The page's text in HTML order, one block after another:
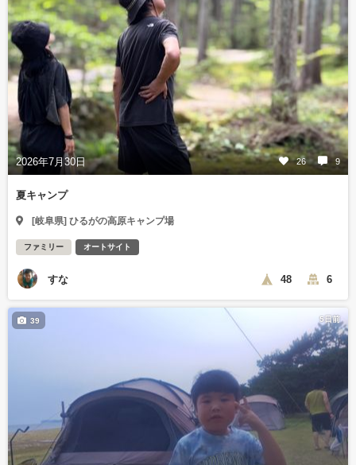
2026年7月30日 26 9
夏キャンプ
[岐阜県] ひるがの高原キャンプ場
ファミリー オートサイト
すな 48 6
5日前
39